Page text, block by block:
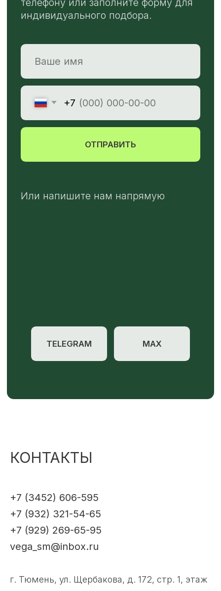
КОНТАКТЫ
+7 (3452) 606-595
+7 (932) 321-54-65
+7 (929) 269-65-95
vega_sm@inbox.ru
г. Тюмень, ул. Щербакова, д. 172, стр. 1, этаж